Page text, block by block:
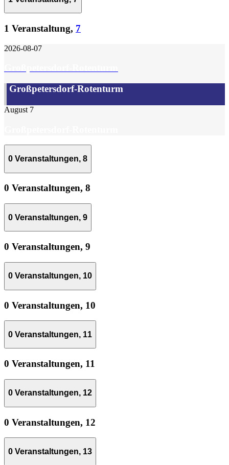
1 Veranstaltung, 7
2026-08-07
Großpetersdorf-Rotenturm
August 7
0 Veranstaltungen, 8
0 Veranstaltungen, 8
0 Veranstaltungen, 9
0 Veranstaltungen, 9
0 Veranstaltungen, 10
0 Veranstaltungen, 10
0 Veranstaltungen, 11
0 Veranstaltungen, 11
0 Veranstaltungen, 12
0 Veranstaltungen, 12
0 Veranstaltungen, 13